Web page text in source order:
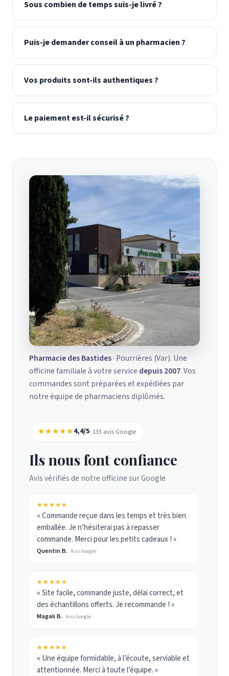
Sous combien de temps suis-je livré ?
Puis-je demander conseil à un pharmacien ?
Vos produits sont-ils authentiques ?
Le paiement est-il sécurisé ?
Pharmacie des Bastides· Pourrières (Var). Une
officine familiale à votre service depuis 2007. Vos
commandes sont préparées et expédiées par
notre équipe de pharmaciens diplômés.
★★★★★4,4/5· 133 avis Google
Ils nous font confiance
Avis vérifiés de notre officine sur Google
★★★★★
« Commande reçue dans les temps et très bien
emballée. Je n’hésiterai pas à repasser
commande. Merci pour les petits cadeaux ! »
Quentin B. Avis Google
★★★★★
« Site facile, commande juste, délai correct, et
des échantillons offerts. Je recommande ! »
Magali B. Avis Google
★★★★★
« Une équipe formidable, à l’écoute, serviable et
attentionnée. Merci à toute l’équipe. »